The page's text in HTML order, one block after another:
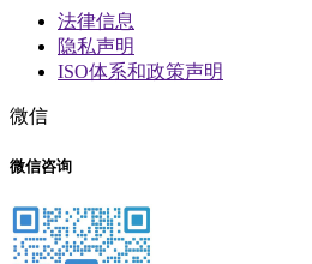
法律信息
隐私声明
ISO体系和政策声明
微信
微信咨询